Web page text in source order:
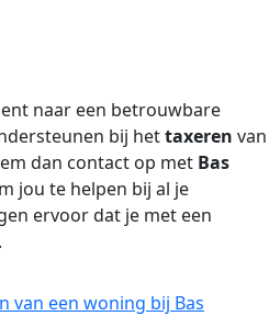
naar een betrouwbare
bij hettaxeren van
dan contact op met Bas
jou te helpen bij al je
ervoor dat je met een
van een woning bij Bas